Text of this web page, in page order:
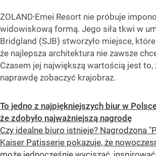
ZOLAND·Emei Resort nie próbuje
widowiskową formą. Jego siła tkwi w
Bridgland (SJB) stworzyło miejsce,
że najlepsza architektura nie zawsze
Czasem jej największą wartością jest to,
naprawdę zobaczyć krajobraz.
To jedno z najpiękniejszych biur w
że zdobyło najważniejszą nagrodę
Czy idealne biuro istnieje? Nagrodzona
Kaiser Patisserie pokazuje, że